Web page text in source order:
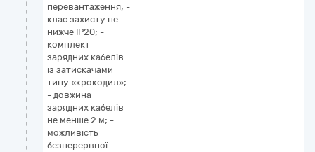
перевантаження; -
клас захисту не
нижче IP20; -
комплект
зарядних кабелів
із затискачами
типу «крокодил»;
- довжина
зарядних кабелів
не менше 2 м; -
можливість
безперервної